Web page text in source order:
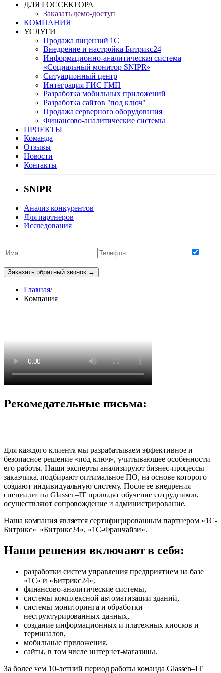
ДЛЯ ГОССЕКТОРА
Заказать демо-доступ
КОМПАНИЯ
УСЛУГИ
Продажа лицензий 1С
Внедрение и настройка Битрикс24
Информационно-аналитическая система
«Социальный монитор SNIPR»
Cитуационный центр
Интеграция ГИС ГМП
Разработка мобильных приложений
Разработка сайтов "под ключ"
Продажа серверного оборудования
Финансово-аналитические системы
ПРОЕКТЫ
Команда
Отзывы
Новости
Контакты
SNIPR
Анализ конкурентов
Для партнеров
Исследования
Заказать обратный звонок →
Главная/
Компания
Рекомедательные письма:
Для каждого клиента мы разрабатываем эффективное и
безопасное решение «под ключ», учитывающее особенности
его работы. Наши эксперты анализируют бизнес-процессы
заказчика, подбирают оптимальное ПО, на основе которого
создают индивидуальную систему. После ее внедрения
специалисты Glassen–IT проводят обучение сотрудников,
осуществляют сопровождение и администрирование.
Наша компания является сертифицированным партнером «1С-
Битрикс», «Битрикс24», «1С-Франчайзи».
Наши решения включают в себя:
разработки систем управления предприятием на базе
«1С» и «Битрикс24»,
финансово-аналитические системы,
системы комплексной автоматизации зданий,
системы мониторинга и обработки
неструктурированных данных,
создание информационных и платежных киосков и
терминалов,
мобильные приложения,
сайты, в том числе интернет-магазины.
За более чем 10-летний период работы команда Glassen–IT